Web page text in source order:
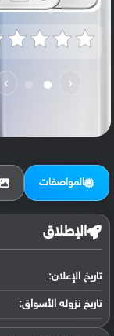
‹
›
المواصفات
الإطلاق
تاريخ الإعلان:
تاريخ نزوله الأسواق: